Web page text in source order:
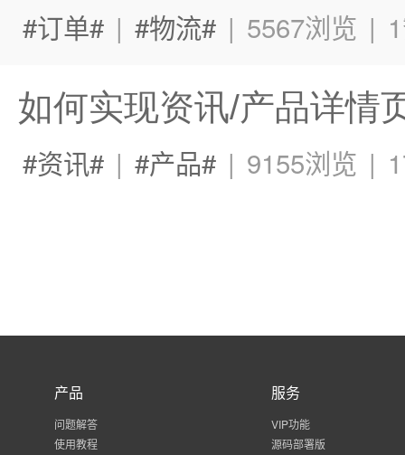
订单 | 物流 | 5567浏览 |
如何实现资讯/产品详情
资讯 | 产品 | 9155浏览 |
产品
问题解答
使用教程
服务
VIP功能
源码部署版